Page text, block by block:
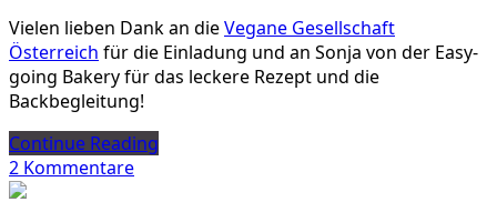
Vielen lieben Dank an dieVegane Gesellschaft
Österreich für die Einladung und an Sonja von der Easy-
going Bakery für das leckere Rezept und die
Backbegleitung!
Continue Reading
2 Kommentarezu